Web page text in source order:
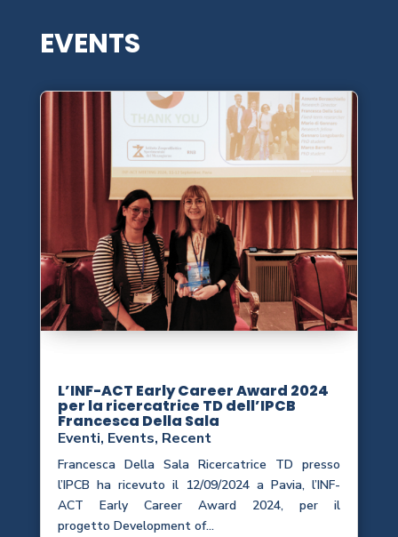
EVENTS
L’INF-ACT Early Career Award 2024
per la ricercatrice TD dell’IPCB
Francesca Della Sala
Eventi, Events, Recent
Francesca Della Sala Ricercatrice TD presso
l’IPCB ha ricevuto il 12/09/2024 a Pavia, l’INF-
ACT Early Career Award 2024, per il
progetto Development of...